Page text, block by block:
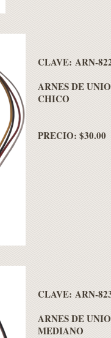
CLAVE: ARN-
ARNES DE
CHICO
PRECIO: $30.00
CLAVE: ARN-
ARNES DE
MEDIANO